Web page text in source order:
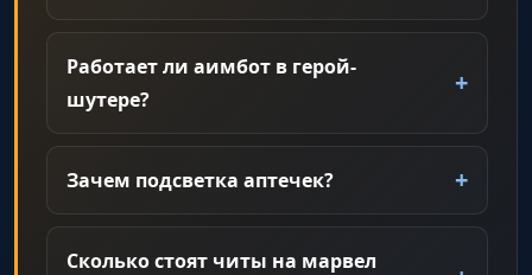
Работает ли аимбот в герой-
шутере?
Зачем подсветка аптечек?
Сколько стоят читы на марвел